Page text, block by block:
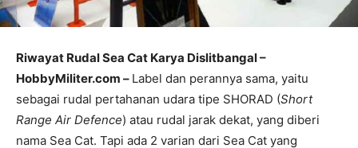
Riwayat Rudal Sea Cat Karya Dislitbangal –
HobbyMiliter.com – Label dan perannya sama, yaitu
sebagai rudal pertahanan udara tipe SHORAD (Short
Range Air Defence) atau rudal jarak dekat, yang diberi
nama Sea Cat. Tapi ada 2 varian dari Sea Cat yang